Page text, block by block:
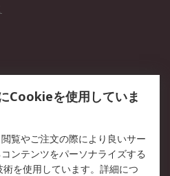
採用情報
Cookieを使用していま
覧やご注文の際により良いサー
ンテンツをパーソナライズする
を使用しています。詳細につ